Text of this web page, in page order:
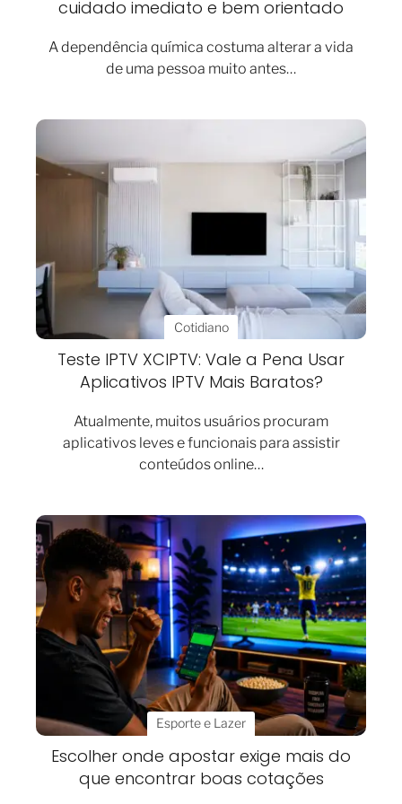
cuidado imediato e bem orientado
A dependência química costuma alterar a vida
de uma pessoa muito antes…
Cotidiano
Teste IPTV XCIPTV: Vale a Pena Usar
Aplicativos IPTV Mais Baratos?
Atualmente, muitos usuários procuram
aplicativos leves e funcionais para assistir
conteúdos online…
Esporte e Lazer
Escolher onde apostar exige mais do
que encontrar boas cotações